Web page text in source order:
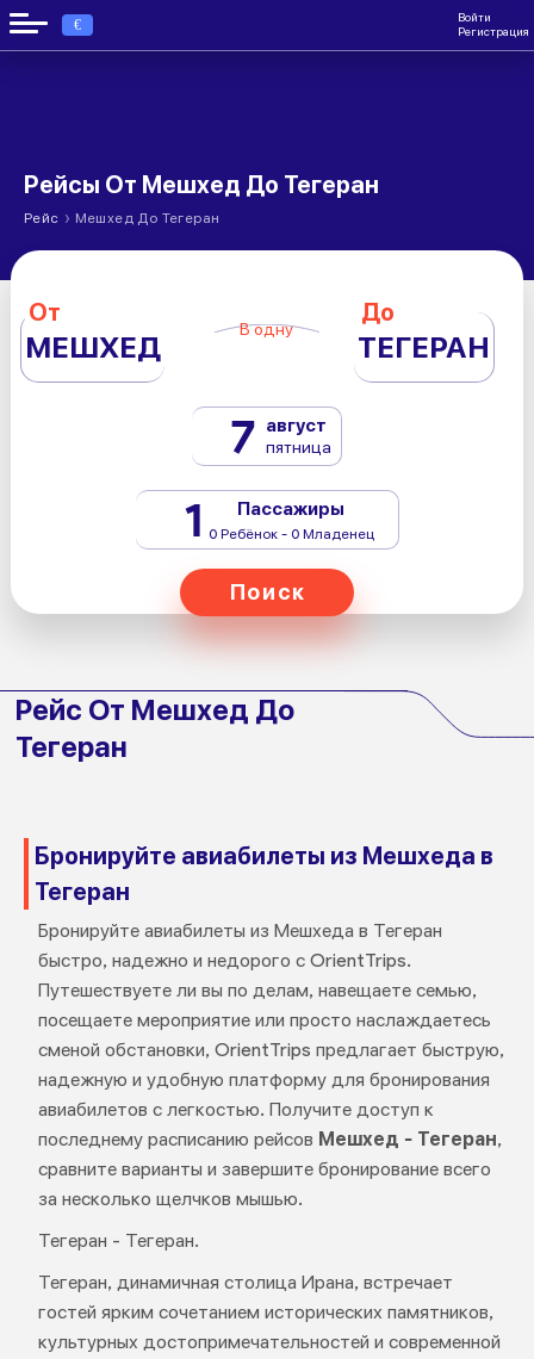
€
Войти
Регистрация
Рейсы От Мешхед До Тегеран
Рейс › Мешхед До Тегеран
От
МЕШХЕД В одну
До
ТЕГЕРАН
7 август
пятница
1 Пассажиры
0 Ребёнок - 0 Младенец
Поиск
Рейс От Мешхед До
Тегеран
Бронируйте авиабилеты из Мешхеда в
Тегеран
Бронируйте авиабилеты из Мешхеда в Тегеран
быстро, надежно и недорого с OrientTrips.
Путешествуете ли вы по делам, навещаете семью,
посещаете мероприятие или просто наслаждаетесь
сменой обстановки, OrientTrips предлагает быструю,
надежную и удобную платформу для бронирования
авиабилетов с легкостью. Получите доступ к
последнему расписанию рейсов Мешхед - Тегеран,
сравните варианты и завершите бронирование всего
за несколько щелчков мышью.
Тегеран - Тегеран.
Тегеран, динамичная столица Ирана, встречает
гостей ярким сочетанием исторических памятников,
культурных достопримечательностей и современной